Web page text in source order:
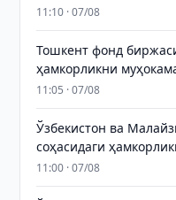
11:10 · 07/08
Тошкент фонд
ҳамкорликни
11:05 · 07/08
Ўзбекистон ва
соҳасидаги
11:00 · 07/08